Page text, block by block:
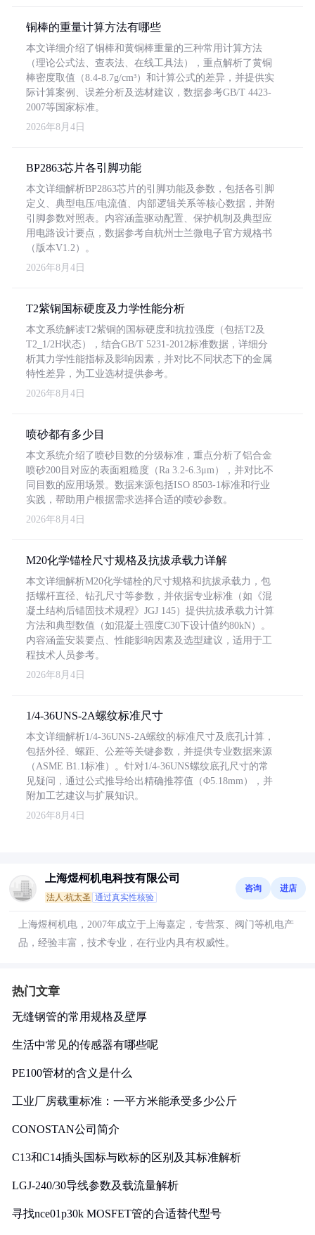
铜棒的重量计算方法有哪些
本文详细介绍了铜棒和黄铜棒重量的三种常用计算方法
（理论公式法、查表法、在线工具法），重点解析了黄铜
棒密度取值（8.4-8.7g/cm³）和计算公式的差异，并提供实
际计算案例、误差分析及选材建议，数据参考GB/T 4423-
2007等国家标准。
2026年8月4日
BP2863芯片各引脚功能
本文详细解析BP2863芯片的引脚功能及参数，包括各引脚
定义、典型电压/电流值、内部逻辑关系等核心数据，并附
引脚参数对照表。内容涵盖驱动配置、保护机制及典型应
用电路设计要点，数据参考自杭州士兰微电子官方规格书
（版本V1.2）。
2026年8月4日
T2紫铜国标硬度及力学性能分析
本文系统解读T2紫铜的国标硬度和抗拉强度（包括T2及
T2_1/2H状态），结合GB/T 5231-2012标准数据，详细分
析其力学性能指标及影响因素，并对比不同状态下的金属
特性差异，为工业选材提供参考。
2026年8月4日
喷砂都有多少目
本文系统介绍了喷砂目数的分级标准，重点分析了铝合金
喷砂200目对应的表面粗糙度（Ra 3.2-6.3μm），并对比不
同目数的应用场景。数据来源包括ISO 8503-1标准和行业
实践，帮助用户根据需求选择合适的喷砂参数。
2026年8月4日
M20化学锚栓尺寸规格及抗拔承载力详解
本文详细解析M20化学锚栓的尺寸规格和抗拔承载力，包
括螺杆直径、钻孔尺寸等参数，并依据专业标准（如《混
凝土结构后锚固技术规程》JGJ 145）提供抗拔承载力计算
方法和典型数值（如混凝土强度C30下设计值约80kN）。
内容涵盖安装要点、性能影响因素及选型建议，适用于工
程技术人员参考。
2026年8月4日
1/4-36UNS-2A螺纹标准尺寸
本文详细解析1/4-36UNS-2A螺纹的标准尺寸及底孔计算，
包括外径、螺距、公差等关键参数，并提供专业数据来源
（ASME B1.1标准）。针对1/4-36UNS螺纹底孔尺寸的常
见疑问，通过公式推导给出精确推荐值（Φ5.18mm），并
附加工艺建议与扩展知识。
2026年8月4日
上海煜柯机电科技有限公司
法人:杭太圣 通过真实性核验
咨询 进店
上海煜柯机电，2007年成立于上海嘉定，专营泵、阀门等机电产
品，经验丰富，技术专业，在行业内具有权威性。
热门文章
无缝钢管的常用规格及壁厚
生活中常见的传感器有哪些呢
PE100管材的含义是什么
工业厂房载重标准：一平方米能承受多少公斤
CONOSTAN公司简介
C13和C14插头国标与欧标的区别及其标准解析
LGJ-240/30导线参数及载流量解析
寻找nce01p30k MOSFET管的合适替代型号